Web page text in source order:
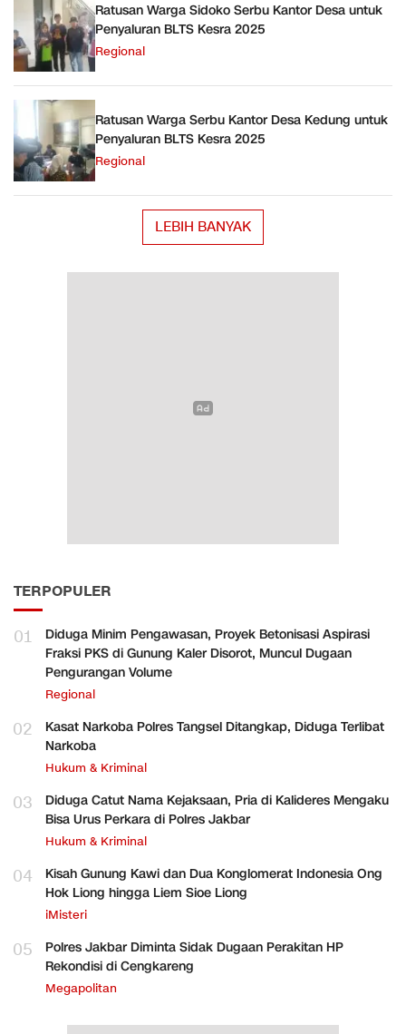
Ratusan Warga Sidoko Serbu Kantor Desa untuk
Penyaluran BLTS Kesra 2025
Regional
Ratusan Warga Serbu Kantor Desa Kedung untuk
Penyaluran BLTS Kesra 2025
Regional
LEBIH BANYAK
TERPOPULER
01
Diduga Minim Pengawasan, Proyek Betonisasi Aspirasi
Fraksi PKS di Gunung Kaler Disorot, Muncul Dugaan
Pengurangan Volume
Regional
02
Kasat Narkoba Polres Tangsel Ditangkap, Diduga Terlibat
Narkoba
Hukum & Kriminal
03
Diduga Catut Nama Kejaksaan, Pria di Kalideres Mengaku
Bisa Urus Perkara di Polres Jakbar
Hukum & Kriminal
04
Kisah Gunung Kawi dan Dua Konglomerat Indonesia Ong
Hok Liong hingga Liem Sioe Liong
iMisteri
05
Polres Jakbar Diminta Sidak Dugaan Perakitan HP
Rekondisi di Cengkareng
Megapolitan